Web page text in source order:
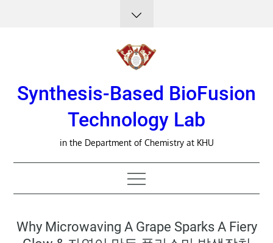
Synthesis-Based BioFusion
Technology Lab
in the Department of Chemistry at KHU
Why Microwaving A Grape Sparks A Fiery